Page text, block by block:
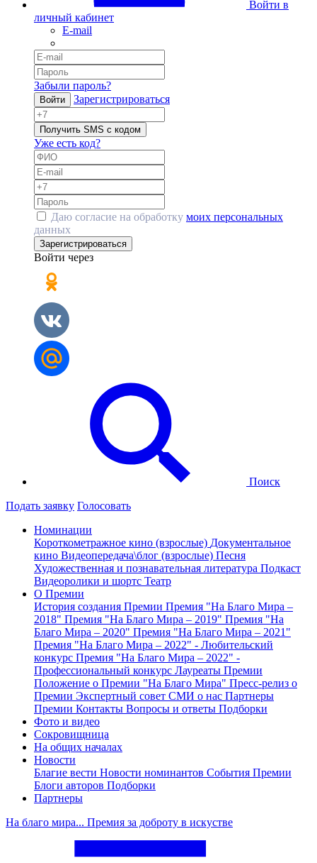
Войти в
личный кабинет
E-mail
Забыли пароль?
Войти Зарегистрироваться
Получить SMS с кодом
Уже есть код?
Даю согласие на обработку моих персональных
данных
Зарегистрироваться
Войти через
Поиск
Подать заявку Голосовать
Номинации
Короткометражное кино (взрослые) Документальное
кино Видеопередача\блог (взрослые) Песня
Художественная и познавательная литература Подкаст
Видеоролики и шортс Театр
О Премии
История создания Премии Премия "На Благо Мира –
2018" Премия "На Благо Мира – 2019" Премия "На
Благо Мира – 2020" Премия "На Благо Мира – 2021"
Премия "На Благо Мира – 2022" - Любительский
конкурс Премия "На Благо Мира – 2022" -
Профессиональный конкурс Лауреаты Премии
Положение о Премии "На Благо Мира" Пресс-релиз о
Премии Экспертный совет СМИ о нас Партнеры
Премии Контакты Вопросы и ответы Подборки
Фото и видео
Сокровищница
На общих началах
Новости
Благие вести Новости номинантов События Премии
Блоги авторов Подборки
Партнеры
На благо мира... Премия за доброту в искустве